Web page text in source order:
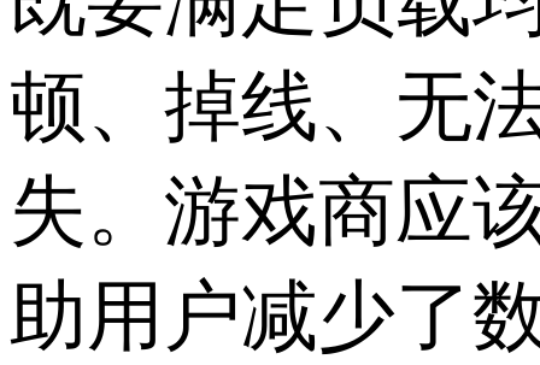
顿、掉线、无
失。游戏商应
助用户减少了